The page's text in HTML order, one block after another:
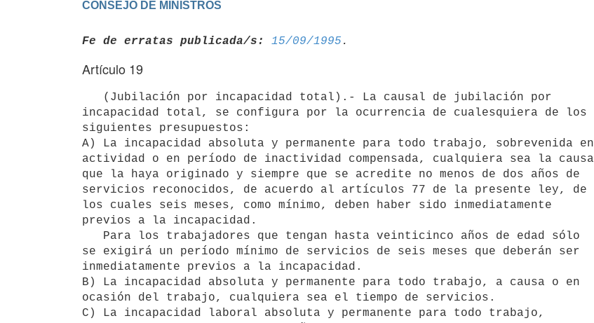
Fe de erratas publicada/s: 15/09/1995
Artículo 19
incapacidad total, se configura por la ocurrencia de cualesquiera de los
siguientes presupuestos:
A) La incapacidad absoluta y permanente para todo trabajo, sobrevenida en
actividad o en período de inactividad compensada, cualquiera sea la causa
que la haya originado y siempre que se acredite no menos de dos años de
servicios reconocidos, de acuerdo al artículos 77 de la presente ley, de
los cuales seis meses, como mínimo, deben haber sido inmediatamente
previos a la incapacidad.
se exigirá un período mínimo de servicios de seis meses que deberán ser
inmediatamente previos a la incapacidad.
B) La incapacidad absoluta y permanente para todo trabajo, a causa o en
ocasión del trabajo, cualquiera sea el tiempo de servicios.
C) La incapacidad laboral absoluta y permanente para todo trabajo,